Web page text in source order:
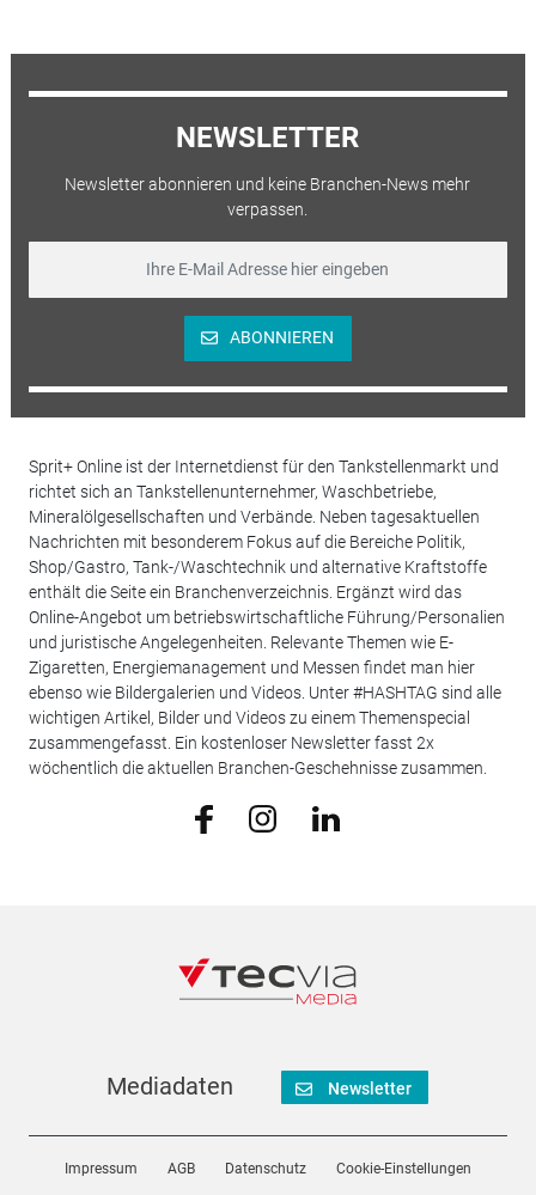
NEWSLETTER
Newsletter abonnieren und keine Branchen-News mehr
verpassen.
ABONNIEREN
Sprit+ Online ist der Internetdienst für den Tankstellenmarkt und
richtet sich an Tankstellenunternehmer, Waschbetriebe,
Mineralölgesellschaften und Verbände. Neben tagesaktuellen
Nachrichten mit besonderem Fokus auf die Bereiche Politik,
Shop/Gastro, Tank-/Waschtechnik und alternative Kraftstoffe
enthält die Seite ein Branchenverzeichnis. Ergänzt wird das
Online-Angebot um betriebswirtschaftliche Führung/Personalien
und juristische Angelegenheiten. Relevante Themen wie E-
Zigaretten, Energiemanagement und Messen findet man hier
ebenso wie Bildergalerien und Videos. Unter #HASHTAG sind alle
wichtigen Artikel, Bilder und Videos zu einem Themenspecial
zusammengefasst. Ein kostenloser Newsletter fasst 2x
wöchentlich die aktuellen Branchen-Geschehnisse zusammen.
Mediadaten Newsletter
Impressum AGB Datenschutz Cookie-Einstellungen